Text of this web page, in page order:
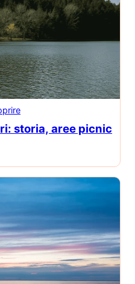
storia, aree picnic